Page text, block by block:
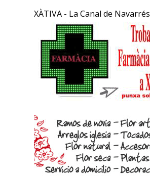
XÀTIVA - La Canal de Navarrés